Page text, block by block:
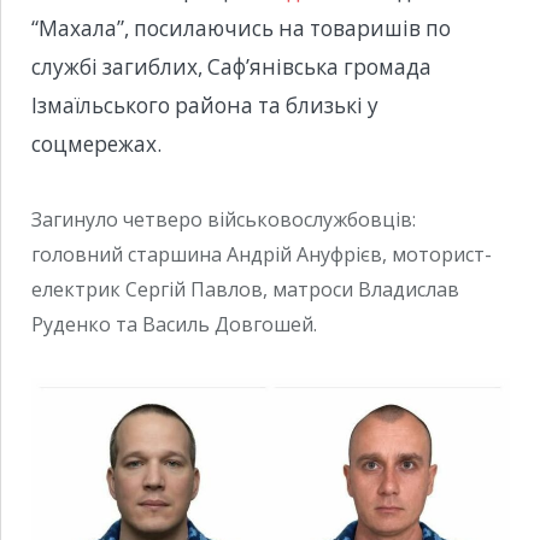
“Махала”, посилаючись на товаришів по
службі загиблих, Саф’янівська громада
Ізмаїльського района та близькі у
соцмережах.
Загинуло четверо військовослужбовців:
головний старшина Андрій Ануфрієв, моторист-
електрик Сергій Павлов, матроси Владислав
Руденко та Василь Довгошей.